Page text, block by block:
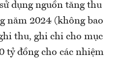
dụng nguồn tăng thu
năm 2024 (không bao
thu, ghi chi cho mục
tỷ đồng cho các nhiệm